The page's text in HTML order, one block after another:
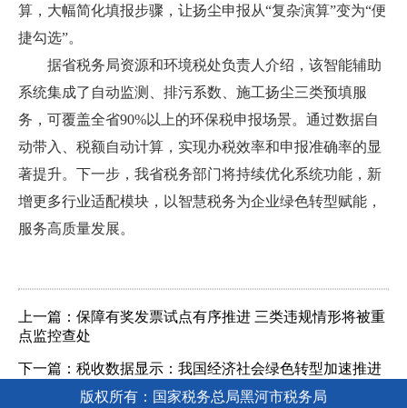
算，大幅简化填报步骤，让扬尘申报从“复杂演算”变为“便
捷勾选”。
据省税务局资源和环境税处负责人介绍，该智能辅助
系统集成了自动监测、排污系数、施工扬尘三类预填服
务，可覆盖全省90%以上的环保税申报场景。通过数据自
动带入、税额自动计算，实现办税效率和申报准确率的显
著提升。下一步，我省税务部门将持续优化系统功能，新
增更多行业适配模块，以智慧税务为企业绿色转型赋能，
服务高质量发展。
上一篇：保障有奖发票试点有序推进 三类违规情形将被重
点监控查处
下一篇：税收数据显示：我国经济社会绿色转型加速推进
版权所有：国家税务总局黑河市税务局